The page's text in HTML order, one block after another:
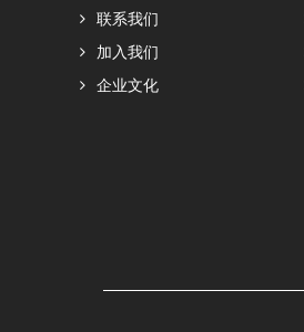
联系我们
加入我们
企业文化